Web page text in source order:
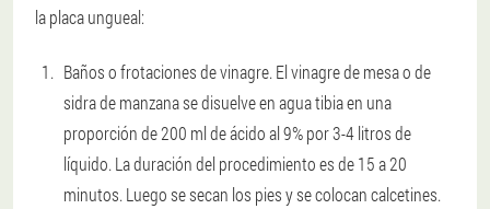
la placa ungueal:
Baños o frotaciones de vinagre. El vinagre de mesa o de
sidra de manzana se disuelve en agua tibia en una
proporción de 200 ml de ácido al 9% por 3-4 litros de
líquido. La duración del procedimiento es de 15 a 20
minutos. Luego se secan los pies y se colocan calcetines.